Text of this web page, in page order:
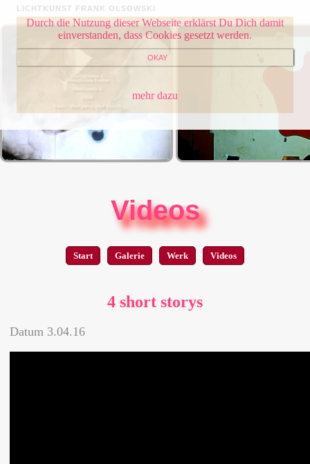
Durch die Nutzung dieser Webseite erklärst Du Dich damit
einverstanden, dass Cookies gesetzt werden.
OKAY
mehr dazu
LICHTKUNST FRANK OLSOWSKI
Videos
Start Galerie Werk Videos
4 short storys
Datum 3.04.16